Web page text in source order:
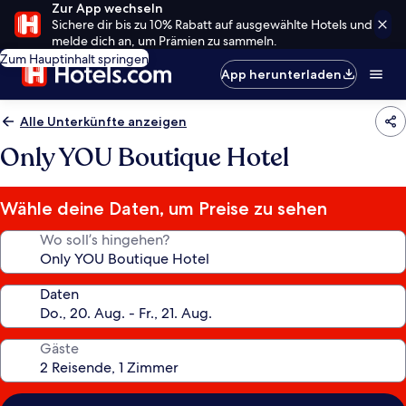
Zur App wechseln
Sichere dir bis zu 10% Rabatt auf ausgewählte Hotels und
melde dich an, um Prämien zu sammeln.
Zum Hauptinhalt springen
App herunterladen
Alle Unterkünfte anzeigen
Only YOU Boutique Hotel
Wähle deine Daten, um Preise zu sehen
Wo soll’s hingehen?
Daten
Gäste